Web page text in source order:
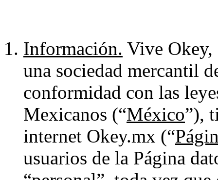
Información. Vive Okey,
una sociedad mercantil
conformidad con las
Mexicanos (“México”),
internet Okey.mx (“
usuarios de la Página